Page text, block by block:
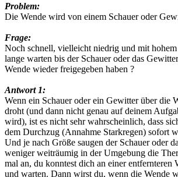
Problem:
Die Wende wird von einem Schauer oder
Frage:
Noch schnell, vielleicht niedrig und mit
lange warten bis der Schauer oder das
Wende wieder freigegeben haben ?
Antwort 1:
Wenn ein Schauer oder ein Gewitter über die
droht (und dann nicht genau auf deinem
wird), ist es nicht sehr wahrscheinlich, dass
dem Durchzug (Annahme Starkregen) sofort
Und je nach Größe saugen der Schauer oder
weniger weiträumig in der Umgebung die
mal an, du konntest dich an einer entfernteren
und warten. Dann wirst du, wenn die Wende